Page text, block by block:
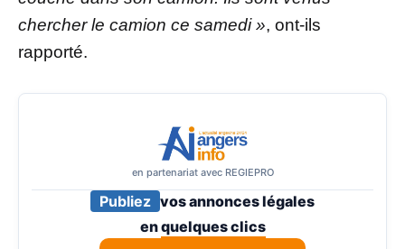
chercher le camion ce samedi », ont-ils
rapporté.
en partenariat avec REGIEPRO
Publiez vos annonces légales
enquelques clics